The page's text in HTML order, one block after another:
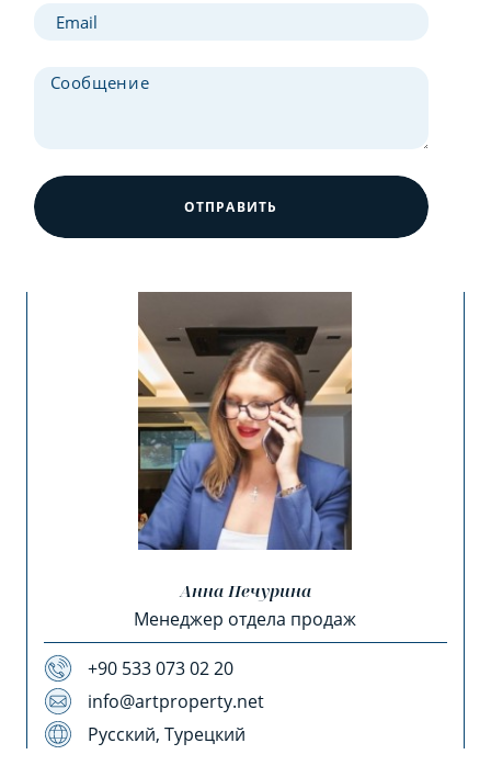
ОТПРАВИТЬ
Анна Печурина
Менеджер отдела продаж
+90 533 073 02 20
info@artproperty.net
Русский, Турецкий